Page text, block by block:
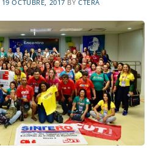
19 OCTUBRE, 2017 BY CTERA